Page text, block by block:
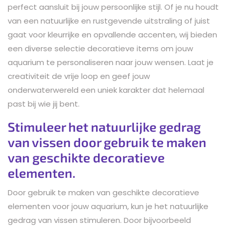
perfect aansluit bij jouw persoonlijke stijl. Of je nu houdt
van een natuurlijke en rustgevende uitstraling of juist
gaat voor kleurrijke en opvallende accenten, wij bieden
een diverse selectie decoratieve items om jouw
aquarium te personaliseren naar jouw wensen. Laat je
creativiteit de vrije loop en geef jouw
onderwaterwereld een uniek karakter dat helemaal
past bij wie jij bent.
Stimuleer het natuurlijke gedrag
van vissen door gebruik te maken
van geschikte decoratieve
elementen.
Door gebruik te maken van geschikte decoratieve
elementen voor jouw aquarium, kun je het natuurlijke
gedrag van vissen stimuleren. Door bijvoorbeeld